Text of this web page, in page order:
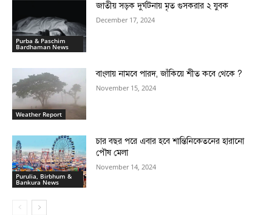
Purba & Paschim
Bardhaman News
জাতীয় সড়ক দুর্ঘটনায় মৃত গুসকরার ২ যুবক
December 17, 2024
Weather Report
বাংলায় নামবে পারদ, জাঁকিয়ে শীত কবে থেকে ?
November 15, 2024
Purulia, Birbhum &
Bankura News
চার বছর পরে এবার হবে শান্তিনিকেতনের হারানো
পৌষ মেলা
November 14, 2024